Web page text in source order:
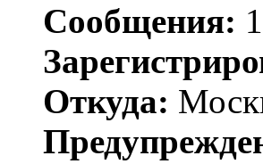
Сообщения:
Откуда: